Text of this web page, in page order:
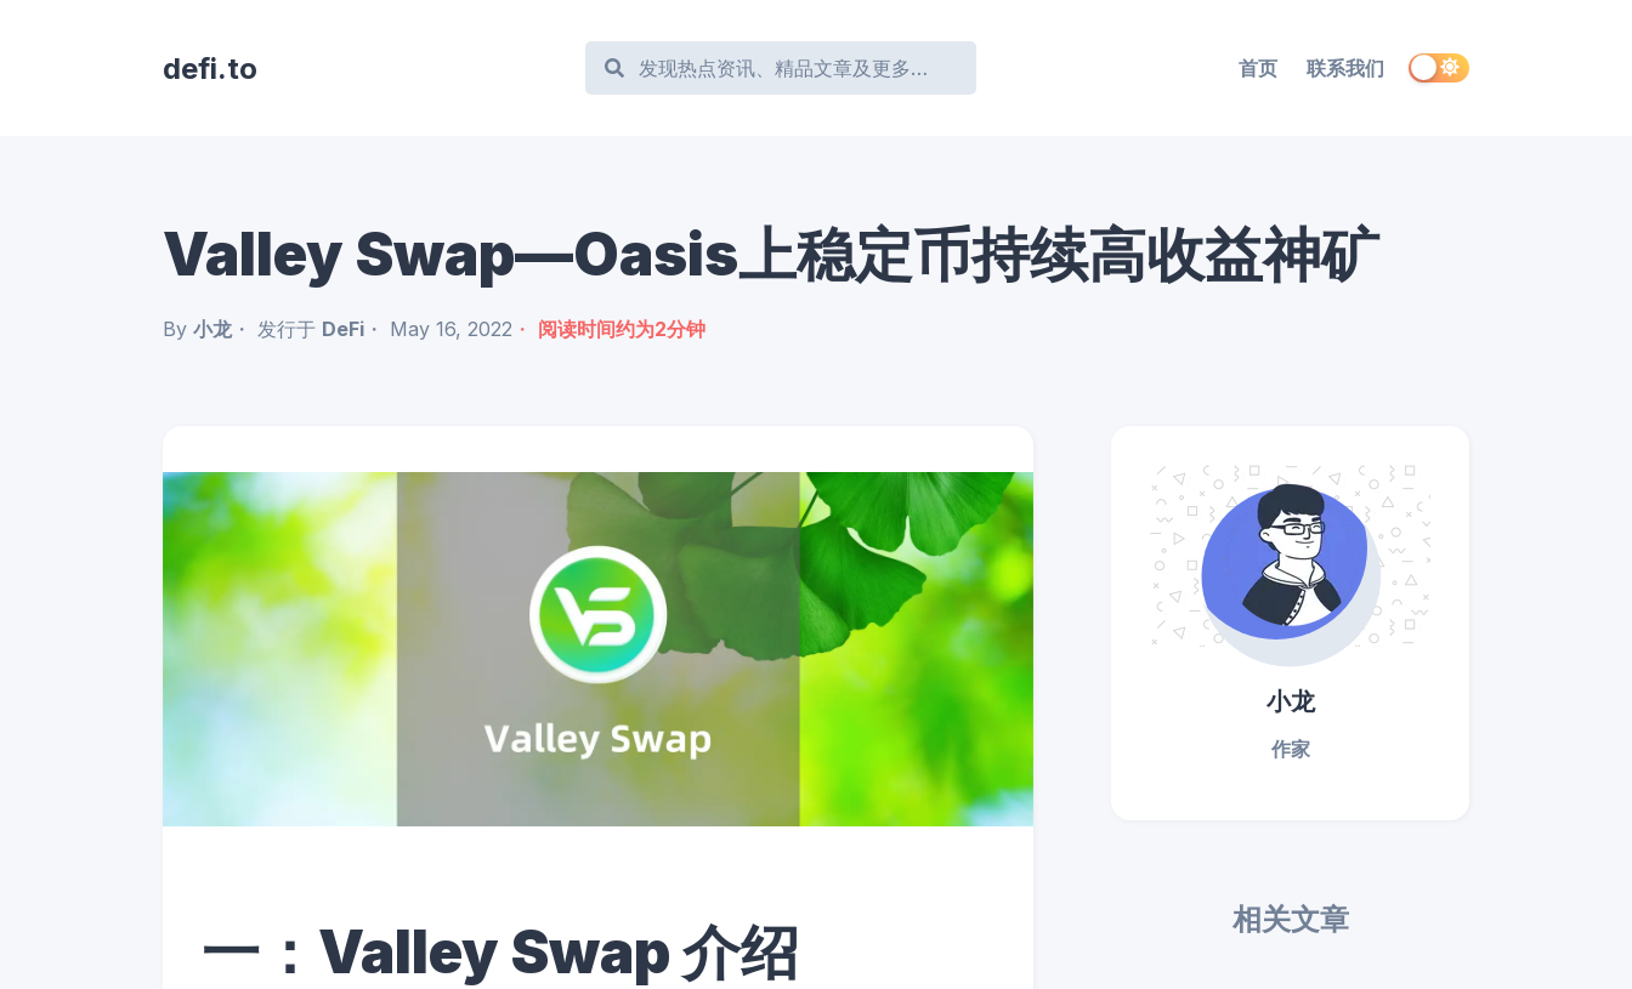
defi.to 首页 联系我们
Valley Swap—Oasis上稳定币持续高收益神矿
By 小龙 发行于 DeFi May 16, 2022 阅读时间约为2分钟
一：Valley Swap 介绍
小龙
作家
相关文章